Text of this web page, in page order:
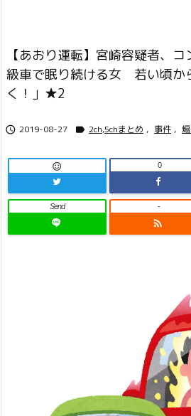
【あおり運転】宮崎容疑者、
級車で眠り続ける女 若い頃か
く！」★2
 2019-08-27  2ch,5chまとめ , 事件 ,
 0
Send

-